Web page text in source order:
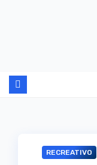
RECREATIVO